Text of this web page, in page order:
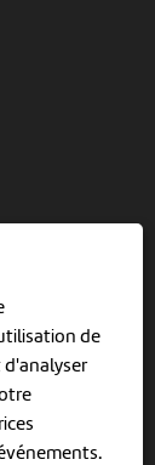
de
d'analyser
- LA PISTE DES
8 août
Neuchâtel